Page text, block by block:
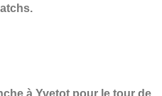
à Yvetot pour le tour de